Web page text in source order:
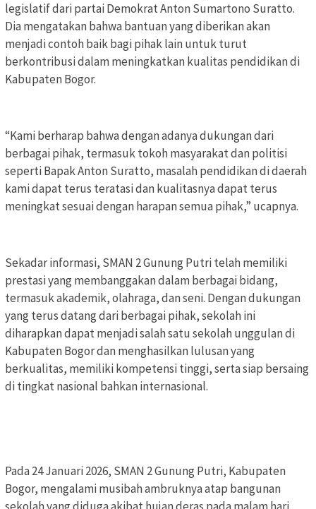
legislatif dari partai Demokrat Anton Sumartono Suratto.
Dia mengatakan bahwa bantuan yang diberikan akan
menjadi contoh baik bagi pihak lain untuk turut
berkontribusi dalam meningkatkan kualitas pendidikan di
Kabupaten Bogor.
“Kami berharap bahwa dengan adanya dukungan dari
berbagai pihak, termasuk tokoh masyarakat dan politisi
seperti Bapak Anton Suratto, masalah pendidikan di daerah
kami dapat terus teratasi dan kualitasnya dapat terus
meningkat sesuai dengan harapan semua pihak,” ucapnya.
Sekadar informasi, SMAN 2 Gunung Putri telah memiliki
prestasi yang membanggakan dalam berbagai bidang,
termasuk akademik, olahraga, dan seni. Dengan dukungan
yang terus datang dari berbagai pihak, sekolah ini
diharapkan dapat menjadi salah satu sekolah unggulan di
Kabupaten Bogor dan menghasilkan lulusan yang
berkualitas, memiliki kompetensi tinggi, serta siap bersaing
di tingkat nasional bahkan internasional.
Pada 24 Januari 2026, SMAN 2 Gunung Putri, Kabupaten
Bogor, mengalami musibah ambruknya atap bangunan